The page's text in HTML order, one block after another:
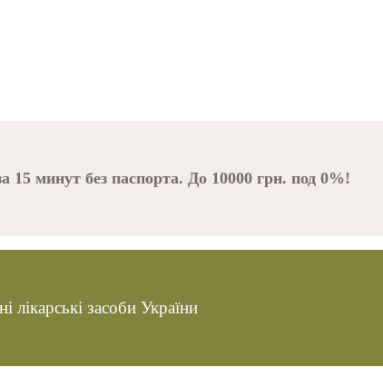
минут без паспорта. До 10000 грн. под 0%!
лікарські засоби України